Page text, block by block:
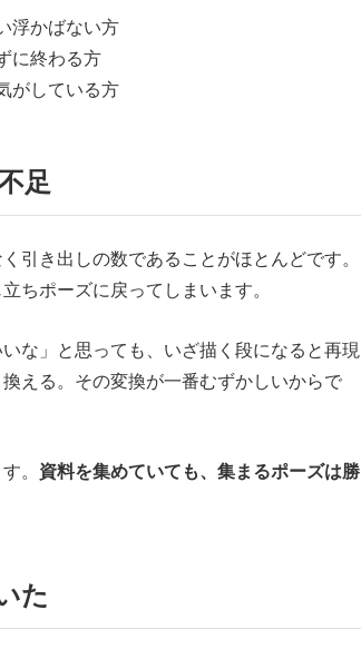
浮かばない方
に終わる方
がしている方
足
引き出しの数であることがほとんどです。
ちポーズに戻ってしまいます。
な」と思っても、いざ描く段になると再現
える。その変換が一番むずかしいからで
。 資料を集めていても、集まるポーズは勝
た